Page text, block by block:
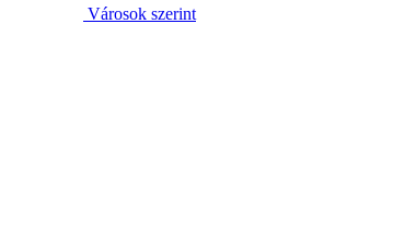
Városok szerint